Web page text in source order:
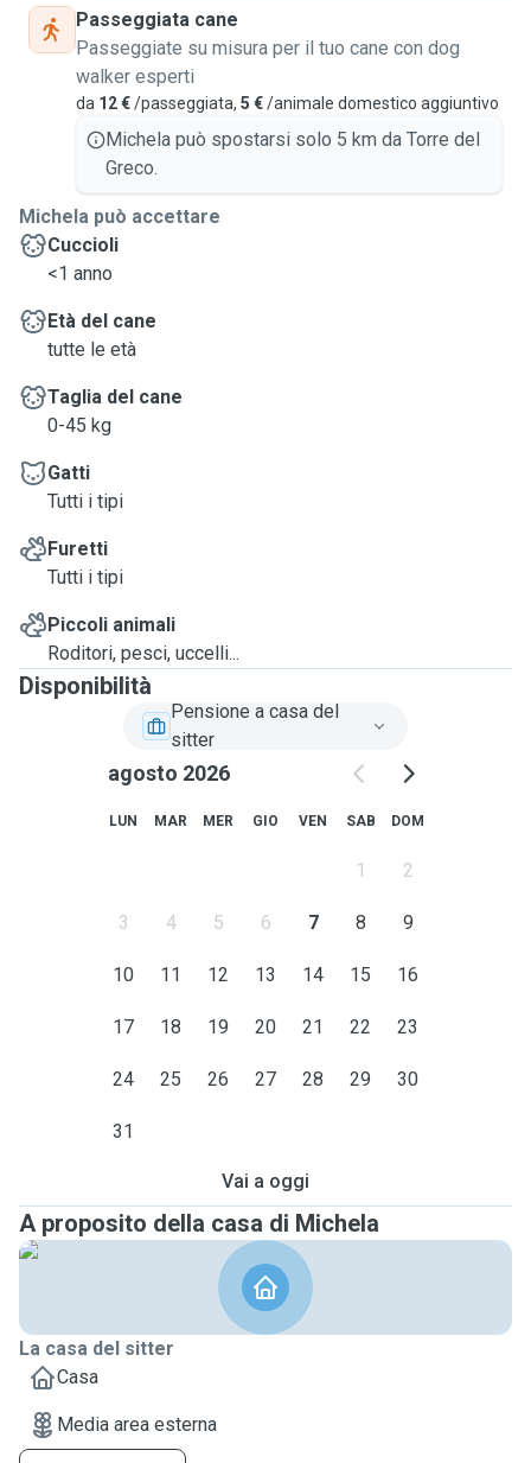
Passeggiata cane
Passeggiate su misura per il tuo cane con dog
walker esperti
da 12 €/passeggiata, 5 €/animale domestico aggiuntivo
Michela può spostarsi solo 5 km da Torre del
Greco.
Michela può accettare
Cuccioli
<1 anno
Età del cane
tutte le età
Taglia del cane
0-45 kg
Gatti
Tutti i tipi
Furetti
Tutti i tipi
Piccoli animali
Roditori, pesci, uccelli...
Disponibilità
Pensione a casa del
sitter
agosto 2026
LUN MAR MER GIO VEN SAB DOM
1 2
3 4 5 6 7 8 9
10 11 12 13 14 15 16
17 18 19 20 21 22 23
24 25 26 27 28 29 30
31
Vai a oggi
A proposito della casa di Michela
La casa del sitter
Casa
Media area esterna